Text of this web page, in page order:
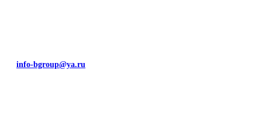
info-bgroup@ya.ru